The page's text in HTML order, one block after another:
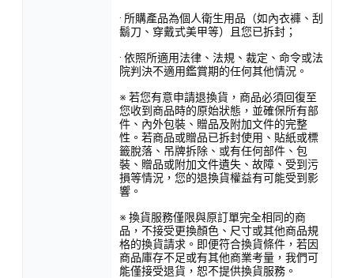
· 所購產品為個人衛生用品（如內衣褲、刮
鬍刀、穿戴式美甲等）且您已拆封；
· 依照所適用法律、法規、裁定、命令或法
院判決不適用鑑賞期的任何其他情況。
※ 若您有意申請退換貨，商品必須回復至
您收到商品時的原始狀態，並確保所有部
件、內外包裝、贈品及附加文件的完整
性。若商品或贈品已拆封使用、貼紙或標
籤脫落、吊牌拆除、或有任何部件、包
裝、贈品或附加文件遺失、故障、受到污
損等情況，您的退換貨權益有可能受到影
響。
※ 換貨服務僅限與原訂單完全相同的商
品，不接受更換顏色、尺寸或其他商品規
格的換貨請求。即便符合換貨條件，若因
商品庫存不足或有其他商業考量，我們可
能僅接受退貨，恕不提供換貨服務。